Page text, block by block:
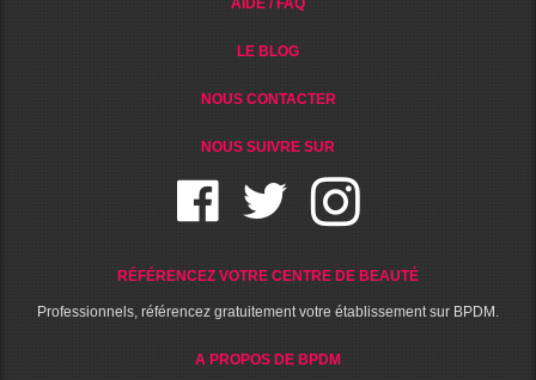
AIDE / FAQ
LE BLOG
NOUS CONTACTER
NOUS SUIVRE SUR
RÉFÉRENCEZ VOTRE CENTRE DE BEAUTÉ
Professionnels, référencez gratuitement votre établissement sur BPDM.
A PROPOS DE BPDM